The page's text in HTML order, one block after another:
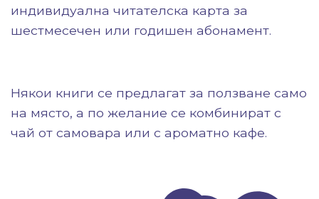
индивидуална читателска карта за
шестмесечен или годишен абонамент.
Някои книги се предлагат за ползване само
на място, а по желание се комбинират с
чай от самовара или с ароматно кафе.